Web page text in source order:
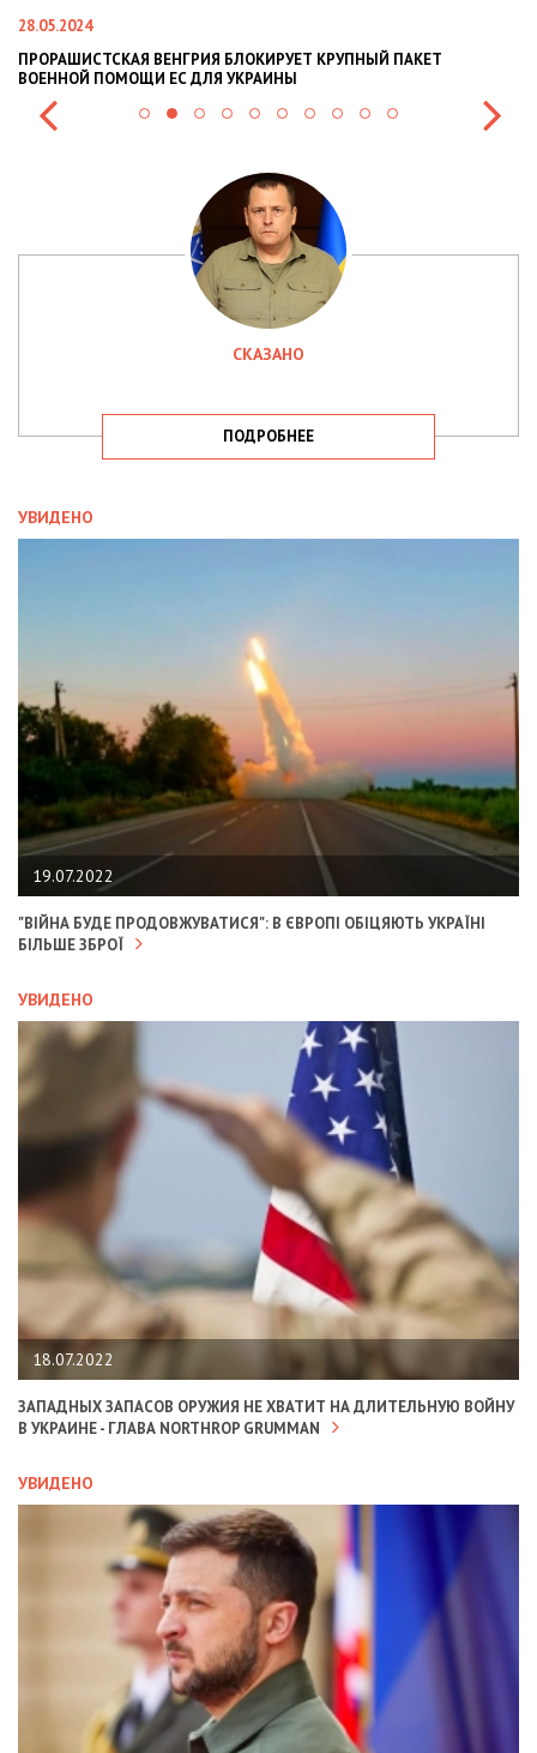
28.05.2024
ПРОРАШИСТСКАЯ ВЕНГРИЯ БЛОКИРУЕТ КРУПНЫЙ ПАКЕТ
ВОЕННОЙ ПОМОЩИ ЕС ДЛЯ УКРАИНЫ
СКАЗАНО
ПОДРОБНЕЕ
УВИДЕНО
19.07.2022
"ВІЙНА БУДЕ ПРОДОВЖУВАТИСЯ": В ЄВРОПІ ОБІЦЯЮТЬ УКРАЇНІ
БІЛЬШЕ ЗБРОЇ
УВИДЕНО
18.07.2022
ЗАПАДНЫХ ЗАПАСОВ ОРУЖИЯ НЕ ХВАТИТ НА ДЛИТЕЛЬНУЮ ВОЙНУ
В УКРАИНЕ - ГЛАВА NORTHROP GRUMMAN
УВИДЕНО